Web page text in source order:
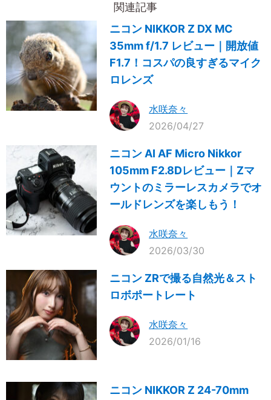
関連記事
ニコン NIKKOR Z DX MC
35mm f/1.7 レビュー｜開放値
F1.7！コスパの良すぎるマイク
ロレンズ
水咲奈々
2026/04/27
ニコン AI AF Micro Nikkor
105mm F2.8Dレビュー｜Zマ
ウントのミラーレスカメラでオ
ールドレンズを楽しもう！
水咲奈々
2026/03/30
ニコン ZRで撮る自然光＆スト
ロボポートレート
水咲奈々
2026/01/16
ニコン NIKKOR Z 24-70mm